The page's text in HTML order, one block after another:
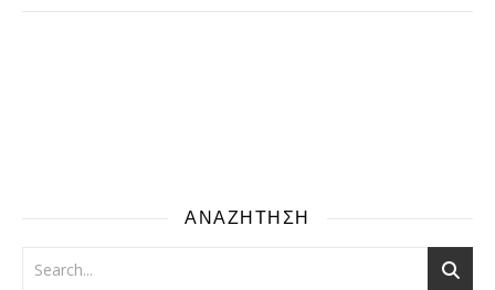
ΑΝΑΖΗΤΗΣΗ